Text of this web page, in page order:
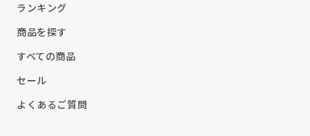
ランキング
商品を探す
すべての商品
セール
よくあるご質問